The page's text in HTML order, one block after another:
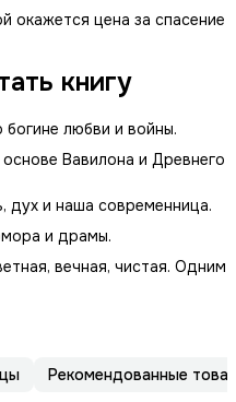
окажется цена за спасение
книгу
любви и войны.
Вавилона и Древнего
дух и наша современница.
и драмы.
вечная, чистая. Одним
Рекомендованные